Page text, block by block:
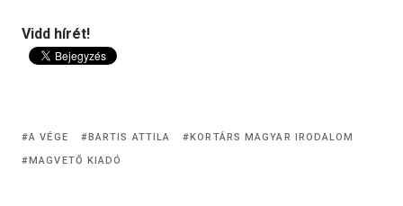
Vidd hírét!
A VÉGE BARTIS ATTILA
KORTÁRS MAGYAR IRODALOM
MAGVETŐ KIADÓ